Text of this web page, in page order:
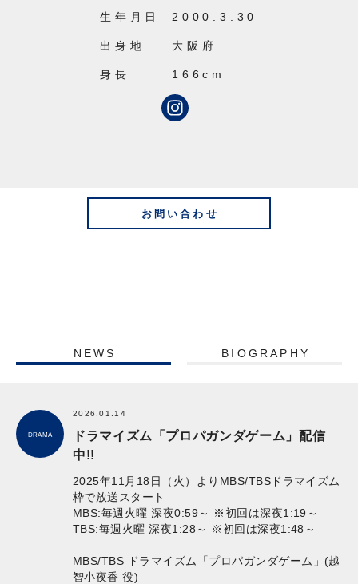
生年月日 2000.3.30
出身地 大阪府
身長 166cm
お問い合わせ
NEWS BIOGRAPHY
DRAMA
2026.01.14
ドラマイズム「プロパガンダゲーム」配信
中!!
2025年11月18日（火）よりMBS/TBSドラマイズム
枠で放送スタート
MBS:毎週火曜 深夜0:59～ ※初回は深夜1:19～
TBS:毎週火曜 深夜1:28～ ※初回は深夜1:48～
MBS/TBS ドラマイズム「プロパガンダゲーム」(越
智小夜香 役)